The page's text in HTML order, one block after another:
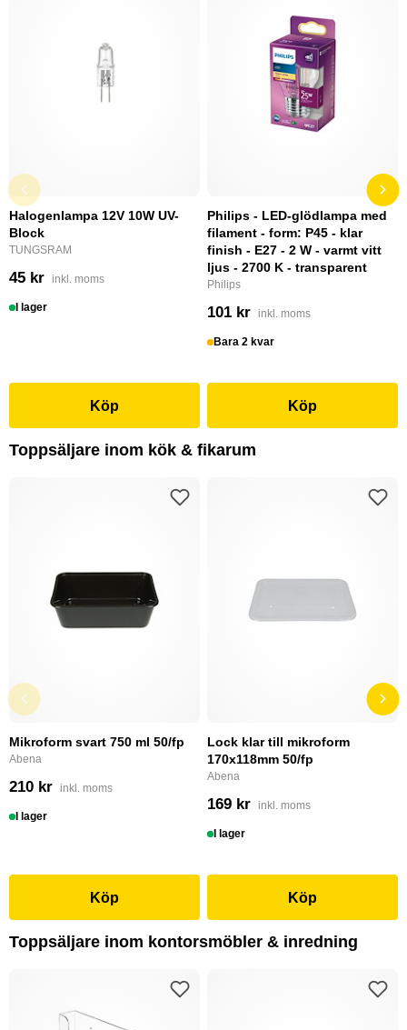
Halogenlampa 12V 10W UV-
Block
TUNGSRAM
45 kr inkl. moms
I lager
Köp
Philips - LED-glödlampa med
filament - form: P45 - klar
finish - E27 - 2 W - varmt vitt
ljus - 2700 K - transparent
Philips
101 kr inkl. moms
Bara 2 kvar
Köp
Toppsäljare inom kök & fikarum
Mikroform svart 750 ml 50/fp
Abena
210 kr inkl. moms
I lager
Köp
Lock klar till mikroform
170x118mm 50/fp
Abena
169 kr inkl. moms
I lager
Köp
Toppsäljare inom kontorsmöbler & inredning